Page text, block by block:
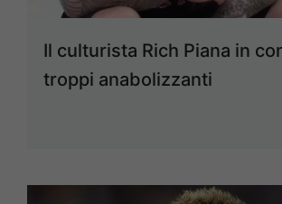
Il culturista Rich Piana in
troppi anabolizzanti